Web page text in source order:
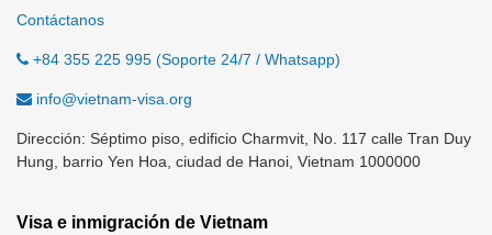
Contáctanos
+84 355 225 995 (Soporte 24/7 / Whatsapp)
info@vietnam-visa.org
Dirección: Séptimo piso, edificio Charmvit, No. 117 calle Tran Duy
Hung, barrio Yen Hoa, ciudad de Hanoi, Vietnam 1000000
Visa e inmigración de Vietnam